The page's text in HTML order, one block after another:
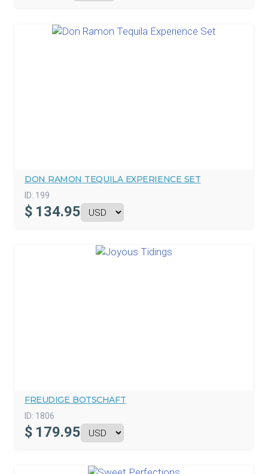
DON RAMON TEQUILA EXPERIENCE SET
ID: 199
$ 134.95
FREUDIGE BOTSCHAFT
ID: 1806
$ 179.95